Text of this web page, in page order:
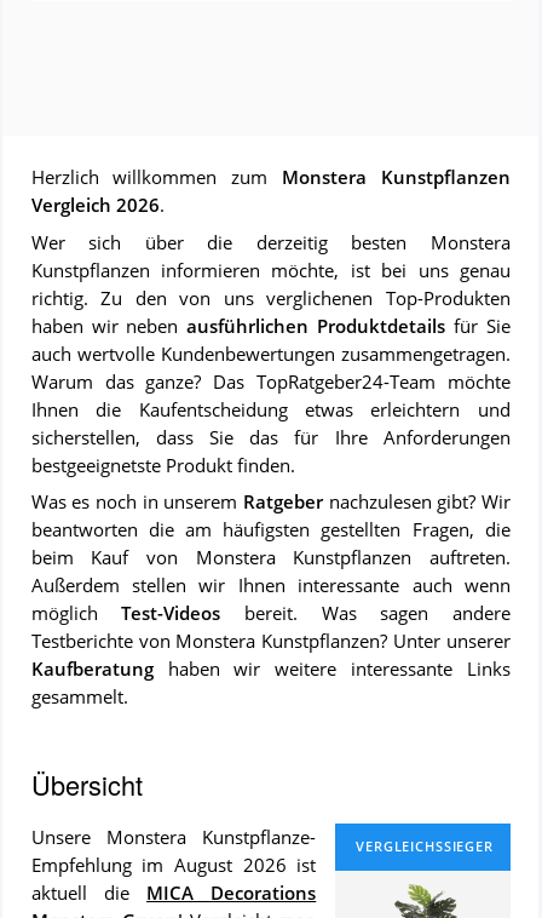
Herzlich willkommen zum Monstera Kunstpflanzen
Vergleich 2026.
Wer sich über die derzeitig besten Monstera
Kunstpflanzen informieren möchte, ist bei uns genau
richtig. Zu den von uns verglichenen Top-Produkten
haben wir nebenausführlichen Produktdetails für Sie
auch wertvolle Kundenbewertungen zusammengetragen.
Warum das ganze? Das TopRatgeber24-Team möchte
Ihnen die Kaufentscheidung etwas erleichtern und
sicherstellen, dass Sie das für Ihre Anforderungen
bestgeeignetste Produkt finden.
Was es noch in unserem Ratgebernachzulesen gibt? Wir
beantworten die am häufigsten gestellten Fragen, die
beim Kauf von Monstera Kunstpflanzen auftreten.
Außerdem stellen wir Ihnen interessante auch wenn
möglichTest-Videos bereit. Was sagen andere
Testberichte von Monstera Kunstpflanzen? Unter unserer
Kaufberatunghaben wir weitere interessante Links
gesammelt.
Übersicht
Un­se­re Monstera Kunstpflanze-
Emp­feh­lung im August 2026 ist
ak­tu­ell die MICA Decorations